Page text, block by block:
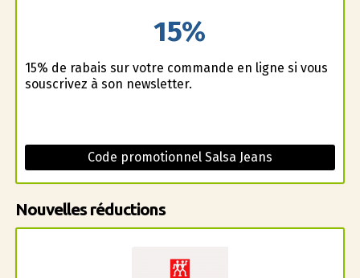
15%
15% de rabais sur votre commande en ligne si vous
souscrivez à son newsletter.
Code promotionnel Salsa Jeans
Nouvelles réductions